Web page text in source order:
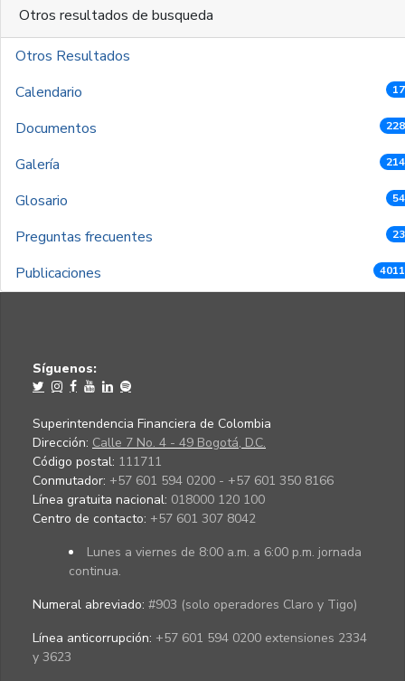
Otros resultados de busqueda
Otros Resultados
Calendario
Documentos
Galería
Glosario
Preguntas frecuentes
Publicaciones
Síguenos:
Superintendencia Financiera de Colombia
Dirección: Calle 7 No. 4 - 49 Bogotá, D.C.
Código postal: 111711
Conmutador: +57 601 594 0200 - +57 601 350 8166
Línea gratuita nacional: 018000 120 100
Centro de contacto: +57 601 307 8042
Lunes a viernes de 8:00 a.m. a 6:00 p.m. jornada
continua.
Numeral abreviado: #903 (solo operadores Claro y Tigo)
Línea anticorrupción: +57 601 594 0200 extensiones 2334
y 3623